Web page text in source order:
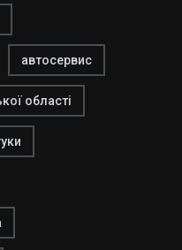
автосервис
області